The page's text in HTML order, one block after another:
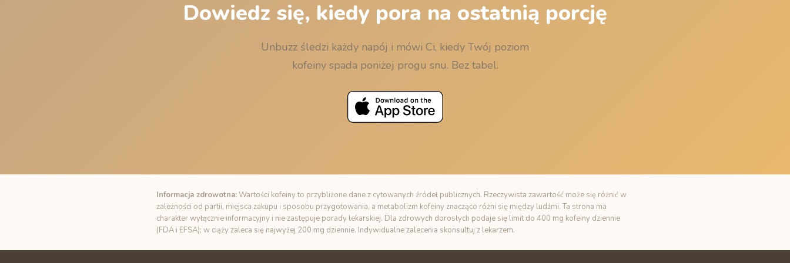
Dowiedz się, kiedy pora na ostatnią porcję
Unbuzz śledzi każdy napój i mówi Ci, kiedy Twój poziom
kofeiny spada poniżej progu snu. Bez tabel.
Informacja zdrowotna:Wartości kofeiny to przybliżone dane z cytowanych źródeł publicznych. Rzeczywista zawartość może się różnić w
zależności od partii, miejsca zakupu i sposobu przygotowania, a metabolizm kofeiny znacząco różni się między ludźmi. Ta strona ma
charakter wyłącznie informacyjny i nie zastępuje porady lekarskiej. Dla zdrowych dorosłych podaje się limit do 400 mg kofeiny dziennie
(FDA i EFSA); w ciąży zaleca się najwyżej 200 mg dziennie. Indywidualne zalecenia skonsultuj z lekarzem.